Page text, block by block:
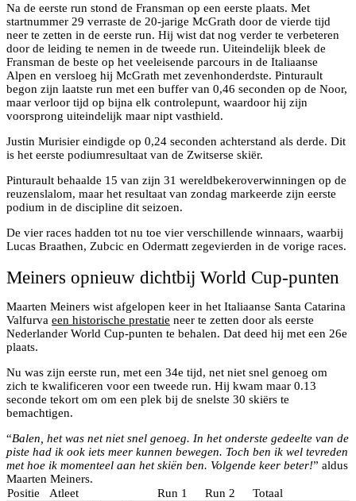
Na de eerste run stond de Fransman op een eerste plaats. Met
startnummer 29 verraste de 20-jarige McGrath door de vierde tijd
neer te zetten in de eerste run. Hij wist dat nog verder te verbeteren
door de leiding te nemen in de tweede run. Uiteindelijk bleek de
Fransman de beste op het veeleisende parcours in de Italiaanse
Alpen en versloeg hij McGrath met zevenhonderdste. Pinturault
begon zijn laatste run met een buffer van 0,46 seconden op de Noor,
maar verloor tijd op bijna elk controlepunt, waardoor hij zijn
voorsprong uiteindelijk maar nipt vasthield.
Justin Murisier eindigde op 0,24 seconden achterstand als derde. Dit
is het eerste podiumresultaat van de Zwitserse skiër.
Pinturault behaalde 15 van zijn 31 wereldbekeroverwinningen op de
reuzenslalom, maar het resultaat van zondag markeerde zijn eerste
podium in de discipline dit seizoen.
De vier races hadden tot nu toe vier verschillende winnaars, waarbij
Lucas Braathen, Zubcic en Odermatt zegevierden in de vorige races.
Meiners opnieuw dichtbij World Cup-punten
Maarten Meiners wist afgelopen keer in het Italiaanse Santa Catarina
Valfurva een historische prestatie neer te zetten door als eerste
Nederlander World Cup-punten te behalen. Dat deed hij met een 26e
plaats.
Nu was zijn eerste run, met een 34e tijd, net niet snel genoeg om
zich te kwalificeren voor een tweede run. Hij kwam maar 0.13
seconde tekort om om een plek bij de snelste 30 skiërs te
bemachtigen.
“Balen, het was net niet snel genoeg. In het onderste gedeelte van de
piste had ik ook iets meer kunnen bewegen. Toch ben ik wel tevreden
met hoe ik momenteel aan het skiën ben. Volgende keer beter!” aldus
Maarten Meiners.
Positie
Atleet Run 1 Run 2
Totaal